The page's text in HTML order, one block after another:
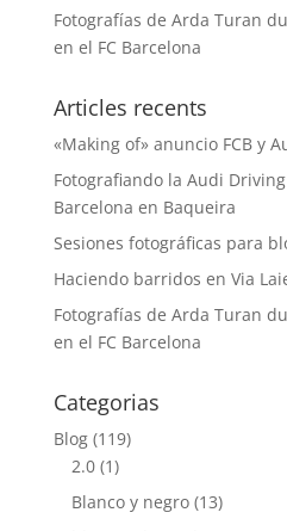
Fotografías de Arda Turan
en el FC Barcelona
Articles recents
«Making of» anuncio FCB y
Fotografiando la Audi
Barcelona en Baqueira
Sesiones fotográficas para
Haciendo barridos en Via
Fotografías de Arda Turan
en el FC Barcelona
Categorias
Blog(119)
2.0(1)
Blanco y negro(13)